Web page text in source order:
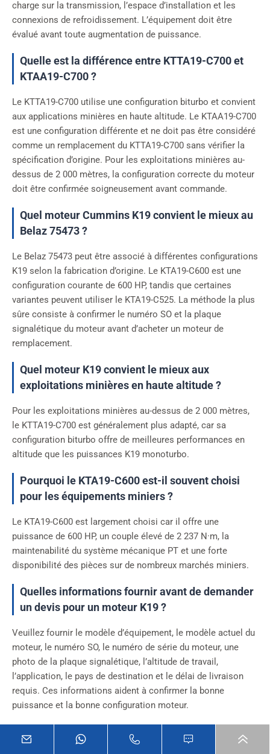
charge sur la transmission, l’espace d’installation et les
connexions de refroidissement. L’équipement doit être
évalué avant toute augmentation de puissance.
Quelle est la différence entre KTTA19-C700 et
KTAA19-C700 ?
Le KTTA19-C700 utilise une configuration biturbo et convient
aux applications minières en haute altitude. Le KTAA19-C700
est une configuration différente et ne doit pas être considéré
comme un remplacement du KTTA19-C700 sans vérifier la
spécification d’origine. Pour les exploitations minières au-
dessus de 2 000 mètres, la configuration correcte du moteur
doit être confirmée soigneusement avant commande.
Quel moteur Cummins K19 convient le mieux au
Belaz 75473 ?
Le Belaz 75473 peut être associé à différentes configurations
K19 selon la fabrication d’origine. Le KTA19-C600 est une
configuration courante de 600 HP, tandis que certaines
variantes peuvent utiliser le KTA19-C525. La méthode la plus
sûre consiste à confirmer le numéro SO et la plaque
signalétique du moteur avant d’acheter un moteur de
remplacement.
Quel moteur K19 convient le mieux aux
exploitations minières en haute altitude ?
Pour les exploitations minières au-dessus de 2 000 mètres,
le KTTA19-C700 est généralement plus adapté, car sa
configuration biturbo offre de meilleures performances en
altitude que les puissances K19 monoturbo.
Pourquoi le KTA19-C600 est-il souvent choisi
pour les équipements miniers ?
Le KTA19-C600 est largement choisi car il offre une
puissance de 600 HP, un couple élevé de 2 237 N·m, la
maintenabilité du système mécanique PT et une forte
disponibilité des pièces sur de nombreux marchés miniers.
Quelles informations fournir avant de demander
un devis pour un moteur K19 ?
Veuillez fournir le modèle d’équipement, le modèle actuel du
moteur, le numéro SO, le numéro de série du moteur, une
photo de la plaque signalétique, l’altitude de travail,
l’application, le pays de destination et le délai de livraison
requis. Ces informations aident à confirmer la bonne
puissance et la bonne configuration moteur.
Ressources associées